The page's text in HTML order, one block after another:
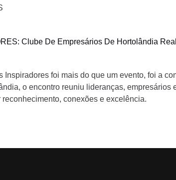
Clube De Empresários De Hortolândia
Inspiradores foi mais do que um evento, foi a
o encontro reuniu lideranças,
conexões e excelência.